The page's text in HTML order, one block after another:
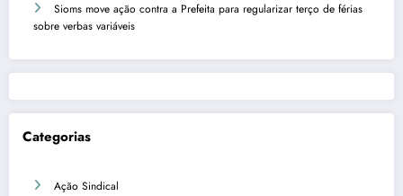
Sioms move ação contra a Prefeita para regularizar terço de férias
sobre verbas variáveis
Categorias
Ação Sindical